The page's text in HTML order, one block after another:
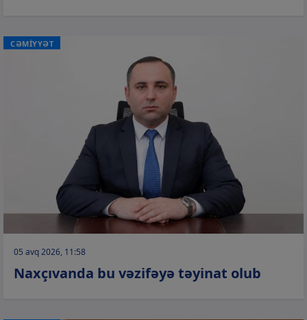
CƏMİYYƏT
05 avq 2026, 11:58
Naxçıvanda bu vəzifəyə təyinat olub